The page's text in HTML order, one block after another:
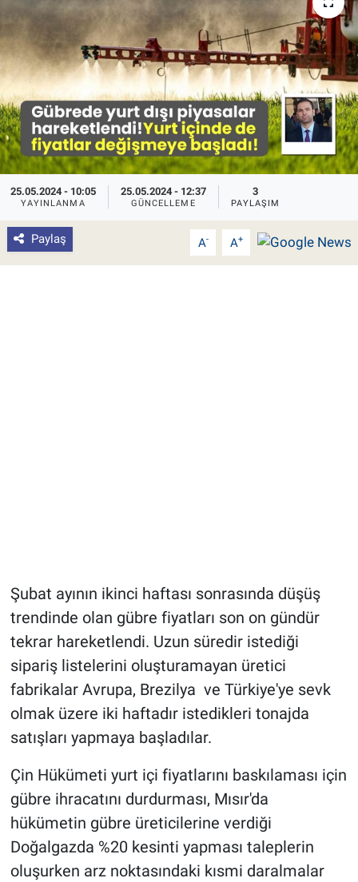
25.05.2024 - 10:05
YAYINLANMA
25.05.2024 - 12:37
GÜNCELLEME
3
PAYLAŞIM
Paylaş A- A+
Şubat ayının ikinci haftası sonrasında düşüş
trendinde olan gübre fiyatları son on gündür
tekrar hareketlendi. Uzun süredir istediği
sipariş listelerini oluşturamayan üretici
fabrikalar Avrupa, Brezilya ve Türkiye'ye sevk
olmak üzere iki haftadır istedikleri tonajda
satışları yapmaya başladılar.
Çin Hükümeti yurt içi fiyatlarını baskılaması için
gübre ihracatını durdurması, Mısır'da
hükümetin gübre üreticilerine verdiği
Doğalgazda %20 kesinti yapması taleplerin
oluşurken arz noktasındaki kısmi daralmalar
Pankobirlik
Et fiyatları
Tarım Bilgisi
Yetiştirici Soruyor
Dünyada Tarım
Üretici Birlikleri